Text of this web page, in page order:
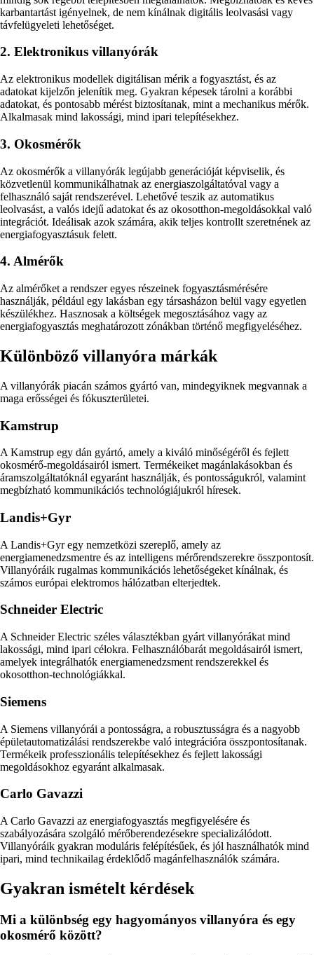
karbantartást igényelnek, de nem kínálnak digitális leolvasási vagy
távfelügyeleti lehetőséget.
2. Elektronikus villanyórák
Az elektronikus modellek digitálisan mérik a fogyasztást, és az
adatokat kijelzőn jelenítik meg. Gyakran képesek tárolni a korábbi
adatokat, és pontosabb mérést biztosítanak, mint a mechanikus mérők.
Alkalmasak mind lakossági, mind ipari telepítésekhez.
3. Okosmérők
Az okosmérők a villanyórák legújabb generációját képviselik, és
közvetlenül kommunikálhatnak az energiaszolgáltatóval vagy a
felhasználó saját rendszerével. Lehetővé teszik az automatikus
leolvasást, a valós idejű adatokat és az okosotthon-megoldásokkal való
integrációt. Ideálisak azok számára, akik teljes kontrollt szeretnének az
energiafogyasztásuk felett.
4. Almérők
Az almérőket a rendszer egyes részeinek fogyasztásmérésére
használják, például egy lakásban egy társasházon belül vagy egyetlen
készülékhez. Hasznosak a költségek megosztásához vagy az
energiafogyasztás meghatározott zónákban történő megfigyeléséhez.
Különböző villanyóra márkák
A villanyórák piacán számos gyártó van, mindegyiknek megvannak a
maga erősségei és fókuszterületei.
Kamstrup
A Kamstrup egy dán gyártó, amely a kiváló minőségéről és fejlett
okosmérő-megoldásairól ismert. Termékeiket magánlakásokban és
áramszolgáltatóknál egyaránt használják, és pontosságukról, valamint
megbízható kommunikációs technológiájukról híresek.
Landis+Gyr
A Landis+Gyr egy nemzetközi szereplő, amely az
energiamenedzsmentre és az intelligens mérőrendszerekre összpontosít.
Villanyóráik rugalmas kommunikációs lehetőségeket kínálnak, és
számos európai elektromos hálózatban elterjedtek.
Schneider Electric
A Schneider Electric széles választékban gyárt villanyórákat mind
lakossági, mind ipari célokra. Felhasználóbarát megoldásairól ismert,
amelyek integrálhatók energiamenedzsment rendszerekkel és
okosotthon-technológiákkal.
Siemens
A Siemens villanyórái a pontosságra, a robusztusságra és a nagyobb
épületautomatizálási rendszerekbe való integrációra összpontosítanak.
Termékeik professzionális telepítésekhez és fejlett lakossági
megoldásokhoz egyaránt alkalmasak.
Carlo Gavazzi
A Carlo Gavazzi az energiafogyasztás megfigyelésére és
szabályozására szolgáló mérőberendezésekre specializálódott.
Villanyóráik gyakran moduláris felépítésűek, és jól használhatók mind
ipari, mind technikailag érdeklődő magánfelhasználók számára.
Gyakran ismételt kérdések
Mi a különbség egy hagyományos villanyóra és egy
okosmérő között?